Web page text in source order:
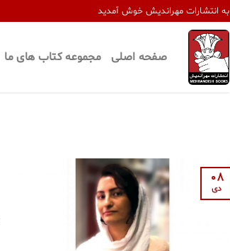
به انتشارات مهراندیش خوش آمدید
صفحه اصلی مجموعه کتاب های ما
08
دی